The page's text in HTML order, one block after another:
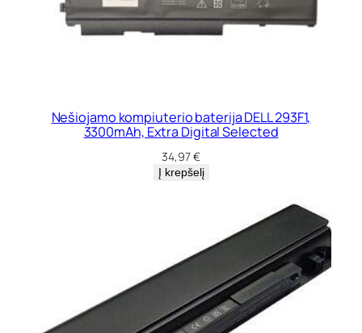
Nešiojamo kompiuterio baterija DELL 293F1,
3300mAh, Extra Digital Selected
34,97€
Į krepšelį